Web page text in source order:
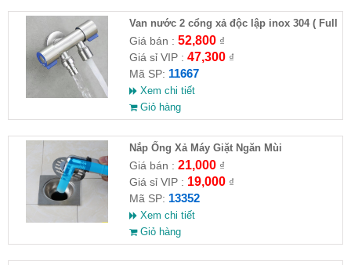
Van nước 2 cổng xả độc lập inox 304 ( Full
VAT )
Giá bán : 52,800₫
Giá sỉ VIP : 47,300₫
Mã SP: 11667
Xem chi tiết
Giỏ hàng
Nắp Ống Xả Máy Giặt Ngăn Mùi
Giá bán : 21,000₫
Giá sỉ VIP : 19,000₫
Mã SP: 13352
Xem chi tiết
Giỏ hàng